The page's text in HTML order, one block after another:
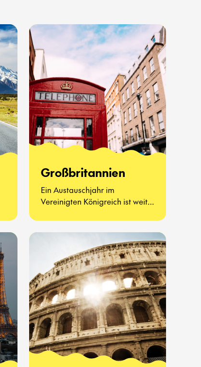
Großbritannien
Ein Austauschjahr im
Vereinigten Königreich ist weit